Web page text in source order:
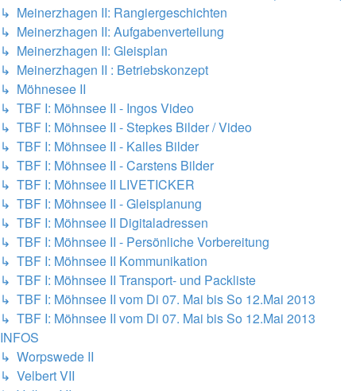
↳ Meinerzhagen II: Rangiergeschichten
↳ Meinerzhagen II: Aufgabenverteilung
↳ Meinerzhagen II: Gleisplan
↳ Meinerzhagen II : Betriebskonzept
↳ Möhnesee II
↳ TBF I: Möhnsee II - Ingos Video
↳ TBF I: Möhnsee II - Stepkes Bilder / Video
↳ TBF I: Möhnsee II - Kalles Bilder
↳ TBF I: Möhnsee II - Carstens Bilder
↳ TBF I: Möhnsee II LIVETICKER
↳ TBF I: Möhnsee II - Gleisplanung
↳ TBF I: Möhnsee II Digitaladressen
↳ TBF I: Möhnsee II - Persönliche Vorbereitung
↳ TBF I: Möhnsee II Kommunikation
↳ TBF I: Möhnsee II Transport- und Packliste
↳ TBF I: Möhnsee II vom Di 07. Mai bis So 12.Mai 2013
↳ TBF I: Möhnsee II vom Di 07. Mai bis So 12.Mai 2013
INFOS
↳ Worpswede II
↳ Velbert VII